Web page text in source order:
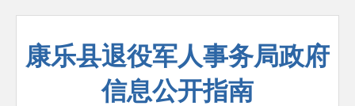
康乐县退役军人事务局政府
信息公开指南